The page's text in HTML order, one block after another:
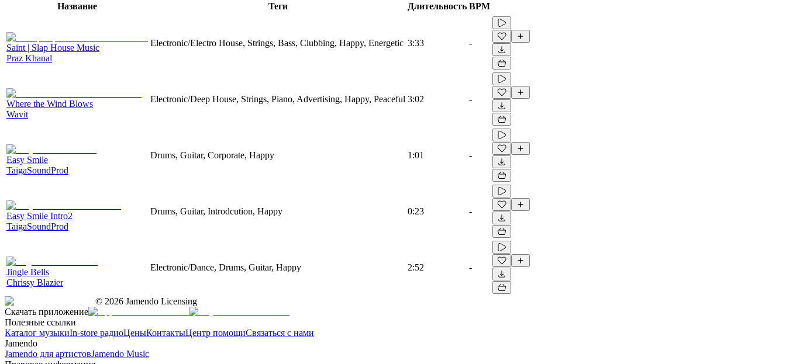
Название Теги Длительность BPM
Saint | Slap House Music
Praz Khanal
Electronic/Electro House, Strings, Bass, Clubbing, Happy, Energetic 3:33 -
Where the Wind Blows
Wavit
Electronic/Deep House, Strings, Piano, Advertising, Happy, Peaceful 3:02 -
Easy Smile
TaigaSoundProd
Drums, Guitar, Corporate, Happy 1:01 -
Easy Smile Intro2
TaigaSoundProd
Drums, Guitar, Introdcution, Happy 0:23 -
Jingle Bells
Chrissy Blazier
Electronic/Dance, Drums, Guitar, Happy 2:52 -
© 2026 Jamendo Licensing
Скачать приложение
Полезные ссылки
Каталог музыкиIn-store радиоЦеныКонтактыЦентр помощиСвязаться с нами
Jamendo
Jamendo для артистовJamendo Music